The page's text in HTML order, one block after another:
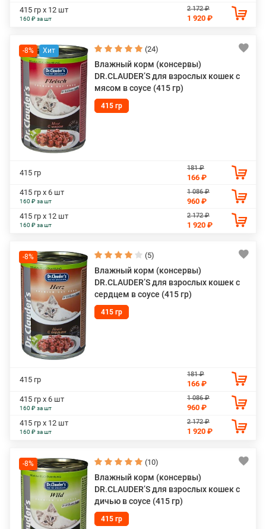
415 гр х 12 шт
160 ₽ за шт
2 172 ₽
1 920 ₽
-8% (24)
Влажный корм (консервы)
DR.CLAUDER’S для взрослых кошек с
мясом в соусе (415 гр)
415 гр
415 гр
181 ₽
166 ₽
415 гр х 6 шт
160 ₽ за шт
1 086 ₽
960 ₽
415 гр х 12 шт
160 ₽ за шт
2 172 ₽
1 920 ₽
-8% (5)
Влажный корм (консервы)
DR.CLAUDER’S для взрослых кошек с
сердцем в соусе (415 гр)
415 гр
415 гр
181 ₽
166 ₽
415 гр х 6 шт
160 ₽ за шт
1 086 ₽
960 ₽
415 гр х 12 шт
160 ₽ за шт
2 172 ₽
1 920 ₽
-8% (10)
Влажный корм (консервы)
DR.CLAUDER’S для взрослых кошек с
дичью в соусе (415 гр)
415 гр